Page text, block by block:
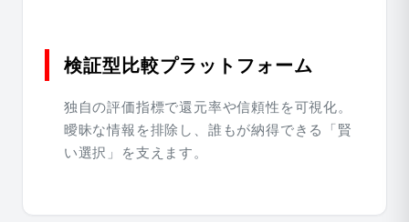
検証型比較プラットフォーム
独自の評価指標で還元率や信頼性を可視化。
曖昧な情報を排除し、誰もが納得できる「賢
い選択」を支えます。